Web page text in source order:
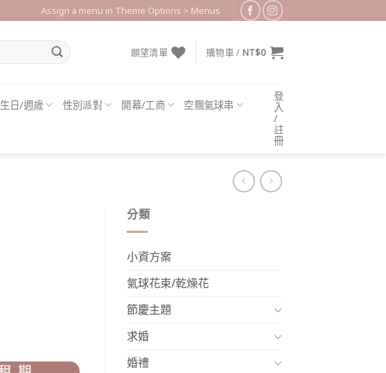
Assign a menu in Theme Options > Menus
願望清單 購物車 / NT$0
生日/週歲 性別派對 開幕/工商 空飄氣球串
登
入
/
註
冊
分類
小資方案
氣球花束/乾燥花
節慶主題
求婚
婚禮